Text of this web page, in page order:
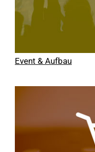
Event & Aufbau